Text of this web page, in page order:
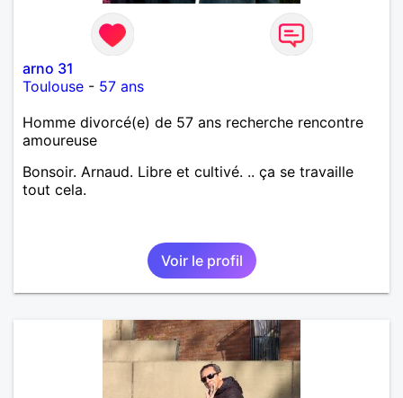
arno 31
Toulouse - 57 ans
Homme divorcé(e) de 57 ans recherche rencontre
amoureuse
Bonsoir. Arnaud. Libre et cultivé. .. ça se travaille
tout cela.
Voir le profil